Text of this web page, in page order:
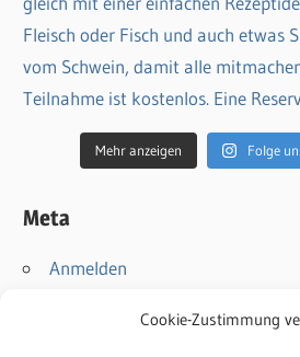
Cookie-Zustimmung
Mehr anzeigen Folge
Meta
Anmelden
Kommentar-Feed